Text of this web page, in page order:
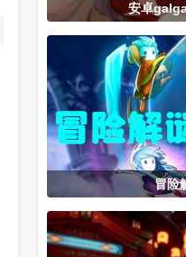
超级熊冒险手
游安卓版
惩罚者
戏内置
版
安卓
冒险